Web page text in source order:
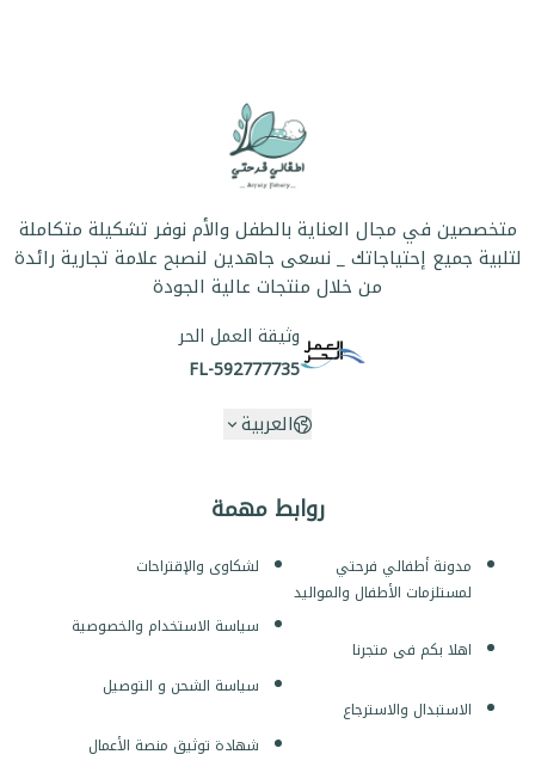
روابط مهمة
مدونة أطفالي فرحتي
لمستلزمات الأطفال والمواليد
اهلا بكم فى متجرنا
الاستبدال والاسترجاع
لشكاوى والإقتراحات
سياسة الاستخدام والخصوصية
سياسة الشحن و التوصيل
شهادة توثيق منصة الأعمال
متخصصين في مجال العناية بالطفل والأم نوفر تشكيلة متكاملة
لتلبية جميع إحتياجاتك _ نسعى جاهدين لنصبح علامة تجارية رائدة
من خلال منتجات عالية الجودة
وثيقة العمل الحر
FL-592777735
العربية